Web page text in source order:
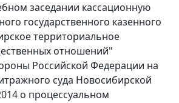
заседании кассационную
государственного казенного
территориальное
отношений"
Российской Федерации на
суда Новосибирской
о процессуальном